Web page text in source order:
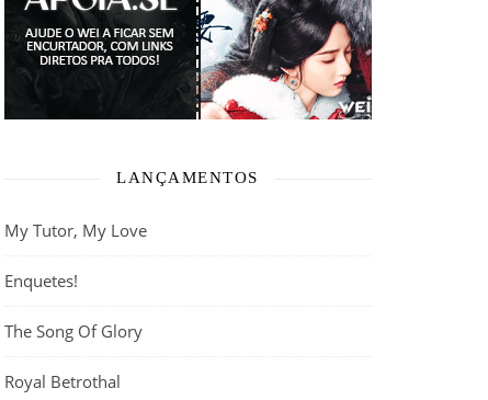
LANÇAMENTOS
My Tutor, My Love
Enquetes!
The Song Of Glory
Royal Betrothal